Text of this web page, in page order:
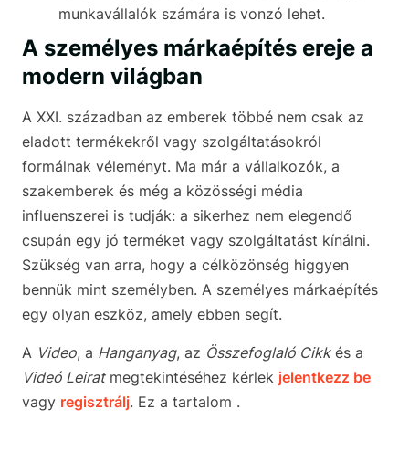
munkavállalók számára is vonzó lehet.
A személyes márkaépítés ereje a
modern világban
A XXI. században az emberek többé nem csak az
eladott termékekről vagy szolgáltatásokról
formálnak véleményt. Ma már a vállalkozók, a
szakemberek és még a közösségi média
influenszerei is tudják: a sikerhez nem elegendő
csupán egy jó terméket vagy szolgáltatást kínálni.
Szükség van arra, hogy a célközönség higgyen
bennük mint személyben. A személyes márkaépítés
egy olyan eszköz, amely ebben segít.
A Video, a Hanganyag, az Összefoglaló Cikkés a
Videó Leiratmegtekintéséhez kérlek jelentkezz be
vagy regisztrálj. Ez a tartalom .